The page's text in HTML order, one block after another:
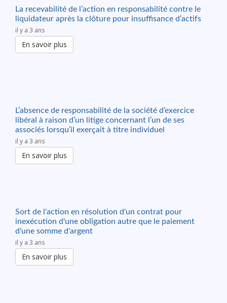
La recevabilité de l’action en responsabilité contre le
liquidateur après la clôture pour insuffisance d’actifs
il y a 3 ans
En savoir plus
L’absence de responsabilité de la société d’exercice
libéral à raison d’un litige concernant l’un de ses
associés lorsqu’il exerçait à titre individuel
il y a 3 ans
En savoir plus
Sort de l'action en résolution d'un contrat pour
inexécution d'une obligation autre que le paiement
d'une somme d'argent
il y a 3 ans
En savoir plus